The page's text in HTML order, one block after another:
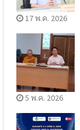
17 พ.ค. 2026
5 พ.ค. 2026